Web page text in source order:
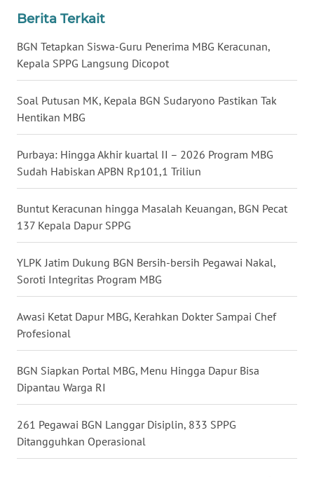
Berita Terkait
BGN Tetapkan Siswa-Guru Penerima MBG Keracunan,
Kepala SPPG Langsung Dicopot
Soal Putusan MK, Kepala BGN Sudaryono Pastikan Tak
Hentikan MBG
Purbaya: Hingga Akhir kuartal II – 2026 Program MBG
Sudah Habiskan APBN Rp101,1 Triliun
Buntut Keracunan hingga Masalah Keuangan, BGN Pecat
137 Kepala Dapur SPPG
YLPK Jatim Dukung BGN Bersih-bersih Pegawai Nakal,
Soroti Integritas Program MBG
Awasi Ketat Dapur MBG, Kerahkan Dokter Sampai Chef
Profesional
BGN Siapkan Portal MBG, Menu Hingga Dapur Bisa
Dipantau Warga RI
261 Pegawai BGN Langgar Disiplin, 833 SPPG
Ditangguhkan Operasional
KALTENG
KALTARA
KALSEL
WN
KALTIM
WN
SULSEL
WN
GORONTALO
WN
WN